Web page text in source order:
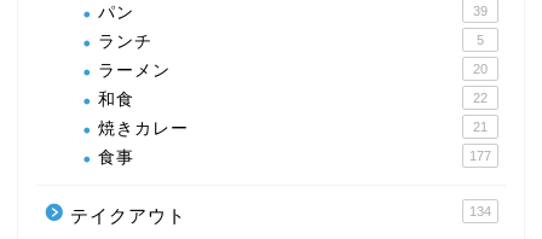
パン 39
ランチ 5
ラーメン 20
和食 22
焼きカレー 21
食事 177
テイクアウト 134